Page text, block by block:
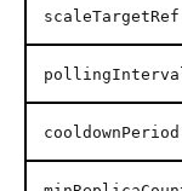
scaleTargetRef
cooldownPeriod